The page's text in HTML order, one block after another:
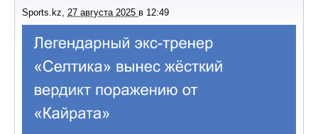
Sports.kz, 27 августа 2025 в 12:49